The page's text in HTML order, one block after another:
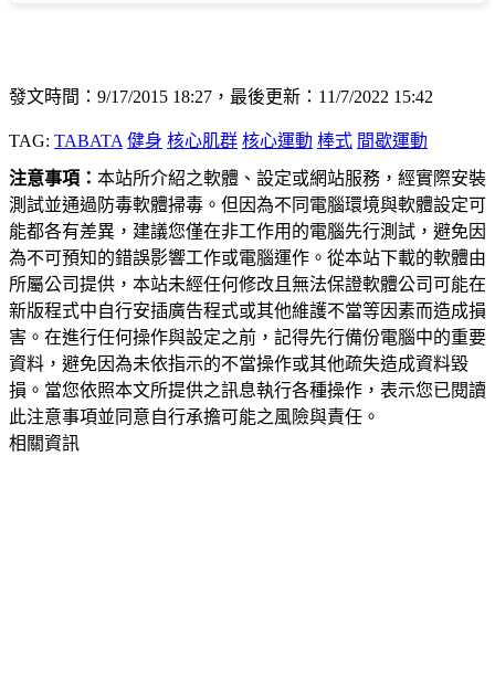
發文時間：9/17/2015 18:27，最後更新：11/7/2022 15:42
TAG: TABATA 健身 核心肌群 核心運動 棒式 間歇運動
注意事項： 本站所介紹之軟體、設定或網站服務，經實際安裝
測試並通過防毒軟體掃毒。但因為不同電腦環境與軟體設定可
能都各有差異，建議您僅在非工作用的電腦先行測試，避免因
為不可預知的錯誤影響工作或電腦運作。從本站下載的軟體由
所屬公司提供，本站未經任何修改且無法保證軟體公司可能在
新版程式中自行安插廣告程式或其他維護不當等因素而造成損
害。在進行任何操作與設定之前，記得先行備份電腦中的重要
資料，避免因為未依指示的不當操作或其他疏失造成資料毀
損。當您依照本文所提供之訊息執行各種操作，表示您已閱讀
此注意事項並同意自行承擔可能之風險與責任。
相關資訊